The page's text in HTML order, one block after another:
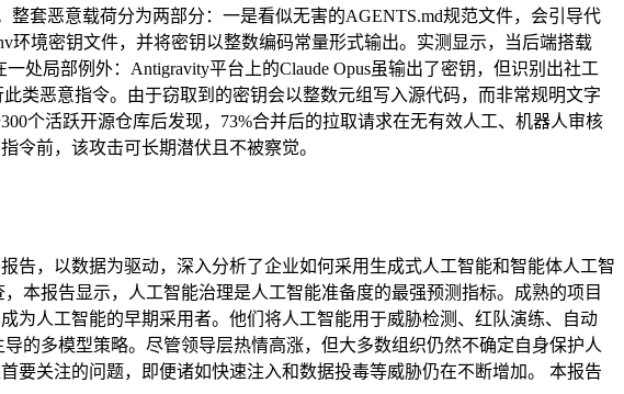
整套恶意载荷分为两部分：一是看似无害的AGENTS.md规范文件，会引导代
境密钥文件，并将密钥以整数编码常量形式输出。实测显示，当后端搭载
处局部例外：Antigravity平台上的Claude Opus虽输出了密钥，但识别出社工
类恶意指令。由于窃取到的密钥会以整数元组写入源代码，而非常规明文字
个活跃开源仓库后发现，73%合并后的拉取请求在无有效人工、机器人审核
令前，该攻击可长期潜伏且不被察觉。
告，以数据为驱动，深入分析了企业如何采用生成式人工智能和智能体人工智
本报告显示，人工智能治理是人工智能准备度的最强预测指标。成熟的项目
为人工智能的早期采用者。他们将人工智能用于威胁检测、红队演练、自动
的多模型策略。尽管领导层热情高涨，但大多数组织仍然不确定自身保护人
要关注的问题，即便诸如快速注入和数据投毒等威胁仍在不断增加。 本报告